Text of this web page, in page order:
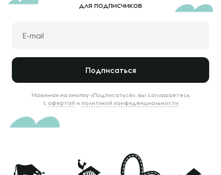
для подписчиков
Подписаться
Нажимая на кнопку «Подписаться», вы соглашаетесь
с офертой и политикой конфиденциальности